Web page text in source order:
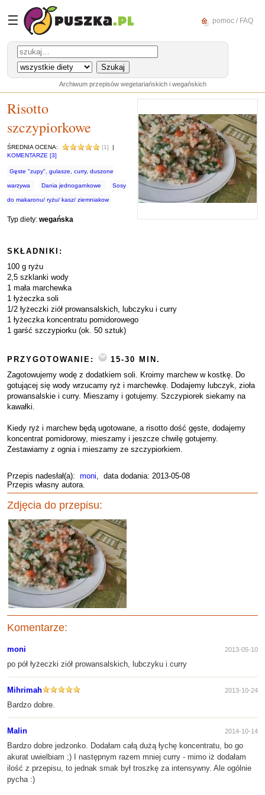
☰ pomoc / FAQ
Archiwum przepisów wegetariańskich i wegańskich
Risotto
szczypiorkowe
ŚREDNIA OCENA: [1]
|
KOMENTARZE [3]
Gęste "zupy", gulasze, curry, duszone
warzywa Dania jednogarnkowe Sosy
do makaronu/ ryżu/ kasz/ ziemniakow
Typ diety: wegańska
SKŁADNIKI:
100 g ryżu
2,5 szklanki wody
1 mała marchewka
1 łyżeczka soli
1/2 łyżeczki ziół prowansalskich, lubczyku i curry
1 łyżeczka koncentratu pomidorowego
1 garść szczypiorku (ok. 50 sztuk)
PRZYGOTOWANIE:
15-30 MIN.
Zagotowujemy wodę z dodatkiem soli. Kroimy marchew w kostkę. Do
gotującej się wody wrzucamy ryż i marchewkę. Dodajemy lubczyk, zioła
prowansalskie i curry. Mieszamy i gotujemy. Szczypiorek siekamy na
kawałki.
Kiedy ryż i marchew będą ugotowane, a risotto dość gęste, dodajemy
koncentrat pomidorowy, mieszamy i jeszcze chwilę gotujemy.
Zestawiamy z ognia i mieszamy ze szczypiorkiem.
Przepis nadesłał(a): moni, data dodania: 2013-05-08
Przepis własny autora.
Zdjęcia do przepisu:
Komentarze:
moni 2013-05-10
po pół łyżeczki ziół prowansalskich, lubczyku i curry
Mihrimah 2013-10-24
Bardzo dobre.
Malin 2014-10-14
Bardzo dobre jedzonko. Dodałam całą dużą łychę koncentratu, bo go
akurat uwielbiam ;) I następnym razem mniej curry - mimo iż dodałam
ilość z przepisu, to jednak smak był troszkę za intensywny. Ale ogólnie
pycha :)